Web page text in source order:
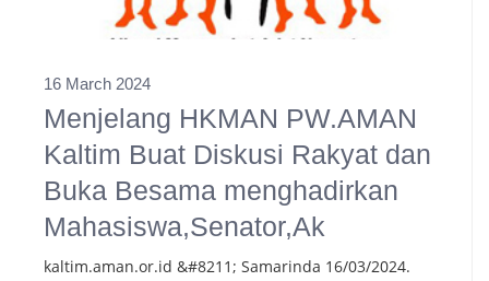
16 March 2024
Menjelang HKMAN PW.AMAN
Kaltim Buat Diskusi Rakyat dan
Buka Besama menghadirkan
Mahasiswa,Senator,Ak
kaltim.aman.or.id &#8211; Samarinda 16/03/2024.